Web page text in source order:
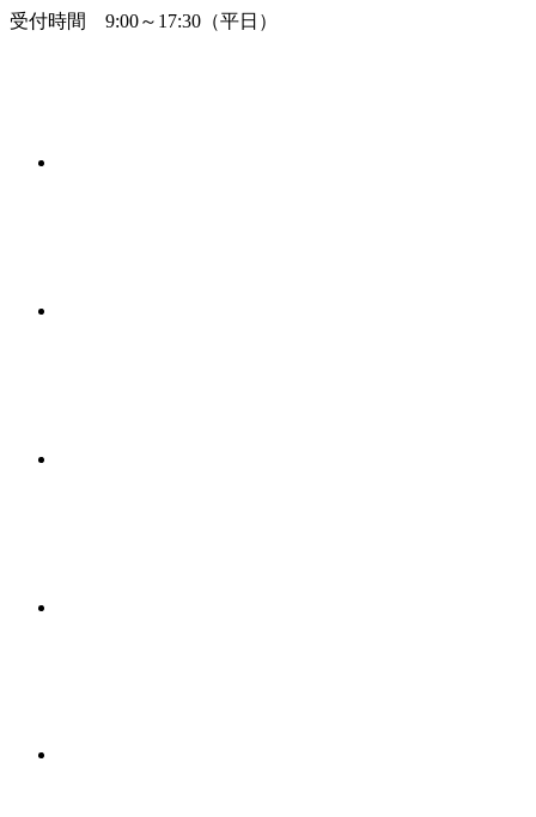
受付時間 9:00～17:30（平日）